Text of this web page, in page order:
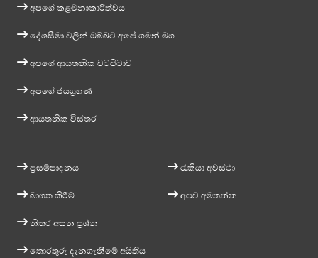
අපගේ කළමනාකාරීත්වය
දේශසීමා වලින් ඔබ්බට අපේ ගමන් මග
අපගේ ආයතනික වටපිටාව
අපගේ ජයග්‍රහණ
ආයතනික විස්තර
ප්‍රසම්පාදනය
බාගත කිරීම්
නිතර අසන ප්‍රශ්න
තොරතුරු දැනගැනීමේ අයිතිය
රැකියා අවස්ථා
අපව අමතන්න